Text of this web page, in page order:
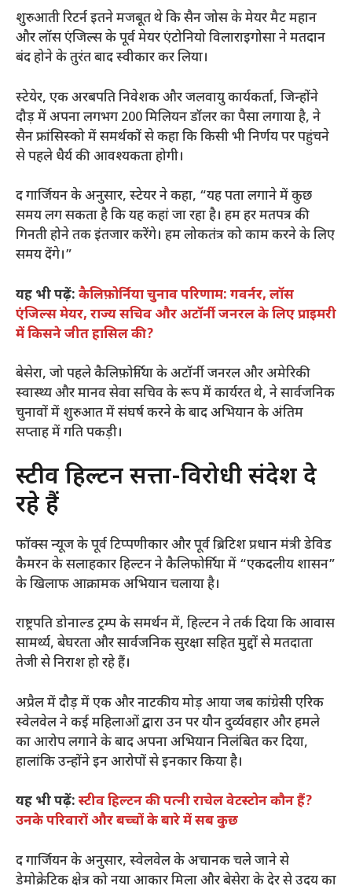
शुरुआती रिटर्न इतने मजबूत थे कि सैन जोस के मेयर मैट महान
और लॉस एंजिल्स के पूर्व मेयर एंटोनियो विलाराइगोसा ने मतदान
बंद होने के तुरंत बाद स्वीकार कर लिया।
स्टेयेर, एक अरबपति निवेशक और जलवायु कार्यकर्ता, जिन्होंने
दौड़ में अपना लगभग 200 मिलियन डॉलर का पैसा लगाया है, ने
सैन फ्रांसिस्को में समर्थकों से कहा कि किसी भी निर्णय पर पहुंचने
से पहले धैर्य की आवश्यकता होगी।
द गार्जियन के अनुसार, स्टेयर ने कहा, “यह पता लगाने में कुछ
समय लग सकता है कि यह कहां जा रहा है। हम हर मतपत्र की
गिनती होने तक इंतजार करेंगे। हम लोकतंत्र को काम करने के लिए
समय देंगे।”
यह भी पढ़ें: कैलिफ़ोर्निया चुनाव परिणाम: गवर्नर, लॉस
एंजिल्स मेयर, राज्य सचिव और अटॉर्नी जनरल के लिए प्राइमरी
में किसने जीत हासिल की?
बेसेरा, जो पहले कैलिफ़ोर्निया के अटॉर्नी जनरल और अमेरिकी
स्वास्थ्य और मानव सेवा सचिव के रूप में कार्यरत थे, ने सार्वजनिक
चुनावों में शुरुआत में संघर्ष करने के बाद अभियान के अंतिम
सप्ताह में गति पकड़ी।
स्टीव हिल्टन सत्ता-विरोधी संदेश दे
रहे हैं
फॉक्स न्यूज के पूर्व टिप्पणीकार और पूर्व ब्रिटिश प्रधान मंत्री डेविड
कैमरन के सलाहकार हिल्टन ने कैलिफोर्निया में “एकदलीय शासन”
के खिलाफ आक्रामक अभियान चलाया है।
राष्ट्रपति डोनाल्ड ट्रम्प के समर्थन में, हिल्टन ने तर्क दिया कि आवास
सामर्थ्य, बेघरता और सार्वजनिक सुरक्षा सहित मुद्दों से मतदाता
तेजी से निराश हो रहे हैं।
अप्रैल में दौड़ में एक और नाटकीय मोड़ आया जब कांग्रेसी एरिक
स्वेलवेल ने कई महिलाओं द्वारा उन पर यौन दुर्व्यवहार और हमले
का आरोप लगाने के बाद अपना अभियान निलंबित कर दिया,
हालांकि उन्होंने इन आरोपों से इनकार किया है।
यह भी पढ़ें: स्टीव हिल्टन की पत्नी राचेल वेटस्टोन कौन हैं?
उनके परिवारों और बच्चों के बारे में सब कुछ
द गार्जियन के अनुसार, स्वेलवेल के अचानक चले जाने से
डेमोक्रेटिक क्षेत्र को नया आकार मिला और बेसेरा के देर से उदय का